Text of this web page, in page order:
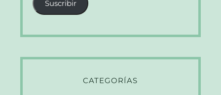
electrónico
Suscribir
CATEGORÍAS